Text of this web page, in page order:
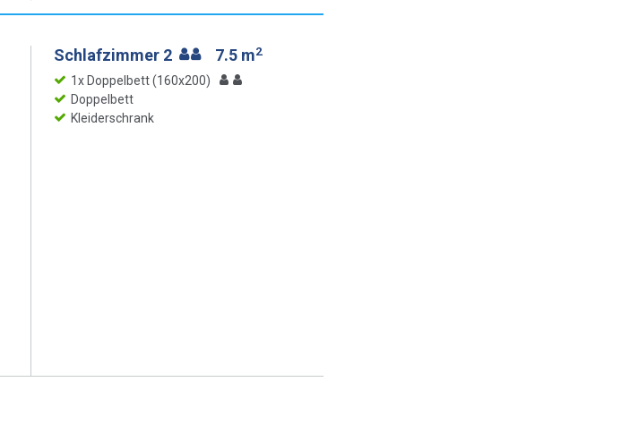
Schlafzimmer 2 7.5 m2
1x Doppelbett (160x200)
Doppelbett
Kleiderschrank